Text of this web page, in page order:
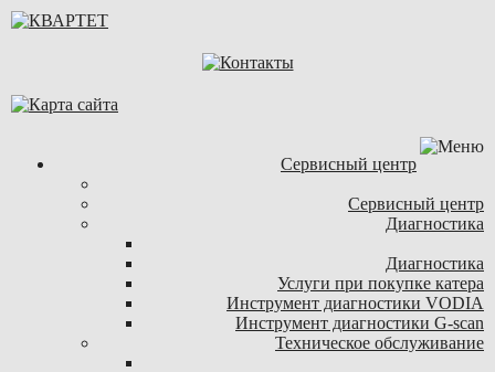
Сервисный центр
Сервисный центр
Диагностика
Диагностика
Услуги при покупке катера
Инструмент диагностики VODIA
Инструмент диагностики G-scan
Техническое обслуживание